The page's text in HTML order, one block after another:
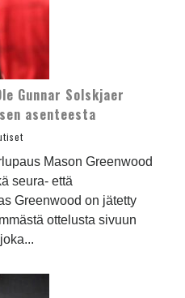
Gunnar Solskjaer
asenteesta
Mason Greenwood
seura- että
Greenwood on jätetty
ottelusta sivuun